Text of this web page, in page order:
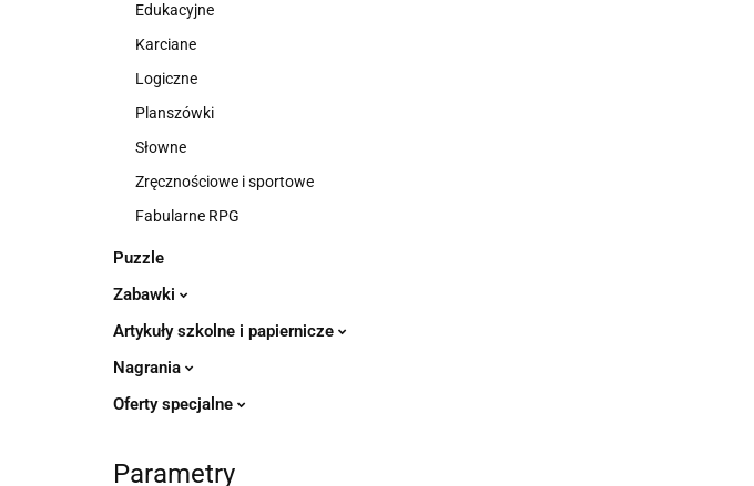
Edukacyjne
Karciane
Logiczne
Planszówki
Słowne
Zręcznościowe i sportowe
Fabularne RPG
Puzzle
Zabawki
Artykuły szkolne i papiernicze
Nagrania
Oferty specjalne
Parametry